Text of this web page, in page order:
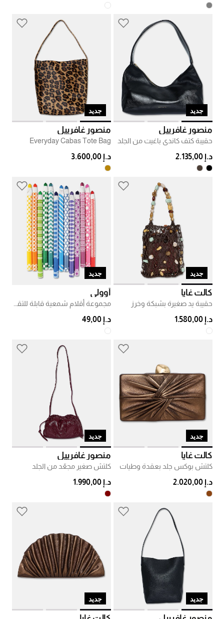
جديد
منصور غافرييل
حقيبة كتف كاندي باغيت من الجلد
د.إ 2.135,00
جديد
منصور غافرييل
Everyday Cabas Tote Bag
د.إ 3.600,00
جديد
كالت غايا
حقيبة يد صغيرة بشبكة وخرز
د.إ 1.580,00
جديد
أوولي
د.إ 49,00
جديد
كالت غايا
كلتش بوكس جلد بعقدة وطيات
د.إ 2.020,00
جديد
منصور غافرييل
كلتش صغير مجعّد من الجلد
د.إ 1.990,00
جديد جديد